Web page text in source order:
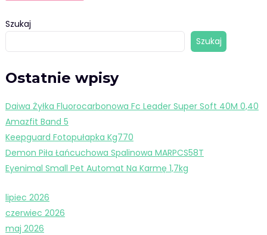
Szukaj
Szukaj
Ostatnie wpisy
Daiwa Żyłka Fluorocarbonowa Fc Leader Super Soft 40M 0,40
Amazfit Band 5
Keepguard Fotopułapka Kg770
Demon Piła Łańcuchowa Spalinowa MARPCS58T
Eyenimal Small Pet Automat Na Karmę 1,7kg
lipiec 2026
czerwiec 2026
maj 2026